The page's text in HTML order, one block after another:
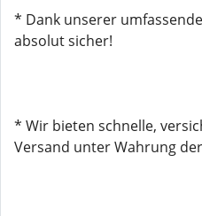
* Dank unserer
absolut sicher!
* Wir bieten schnelle,
Versand unter Wahrung